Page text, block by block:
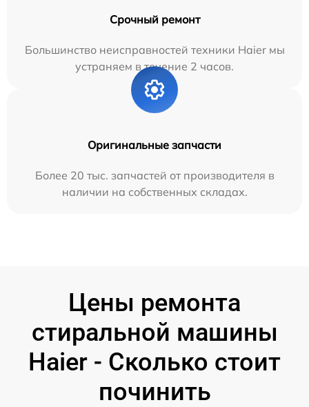
Срочный ремонт
Большинство неисправностей техники Haier мы
устраняем в течение 2 часов.
Оригинальные запчасти
Более 20 тыс. запчастей от производителя в
наличии на собственных складах.
Цены ремонта
стиральной машины
Haier - Сколько стоит
починить